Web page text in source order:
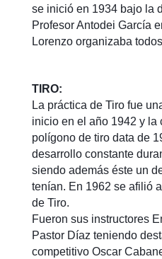
se inició en 1934 bajo la
Profesor Antodei García
Lorenzo organizaba
TIRO:
La práctica de Tiro fue
inicio en el año 1942 y la
polígono de tiro data de
desarrollo constante
siendo además éste un
tenían. En 1962 se afilió
de Tiro.
Fueron sus instructores
Pastor Díaz teniendo
competitivo Oscar